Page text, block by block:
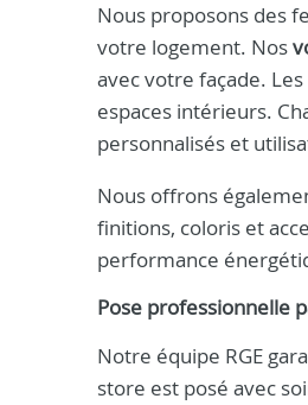
Nous proposons des
votre logement. Nos
avec votre façade. Les
espaces intérieurs.
personnalisés et
Nous offrons
finitions, coloris et
performance
Pose professionnelle
Notre équipe RGE
store est posé avec